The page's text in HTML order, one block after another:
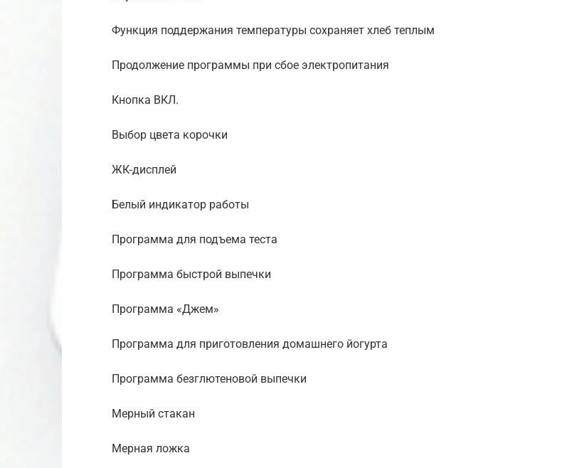
Функция поддержания температуры сохраняет хлеб теплым
Продолжение программы при сбое электропитания
Кнопка ВКЛ.
Выбор цвета корочки
ЖК-дисплей
Белый индикатор работы
Программа для подъема теста
Программа быстрой выпечки
Программа «Джем»
Программа для приготовления домашнего йогурта
Программа безглютеновой выпечки
Мерный стакан
Мерная ложка